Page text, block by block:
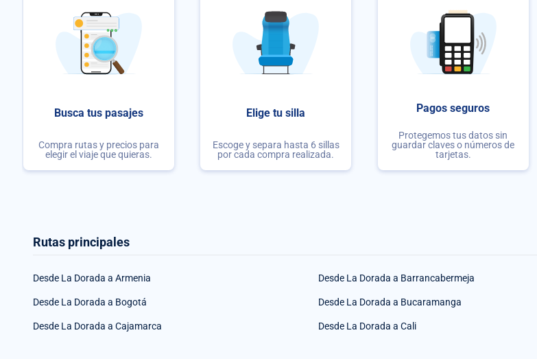
Busca tus pasajes
Compra rutas y precios para
elegir el viaje que quieras.
Elige tu silla
Escoge y separa hasta 6 sillas
por cada compra realizada.
Pagos seguros
Protegemos tus datos sin
guardar claves o números de
tarjetas.
Rutas principales
Desde La Dorada a Armenia Desde La Dorada a Barrancabermeja
Desde La Dorada a Bogotá Desde La Dorada a Bucaramanga
Desde La Dorada a Cajamarca Desde La Dorada a Cali